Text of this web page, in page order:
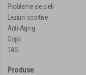
Probleme ale pielii
Leziuni sportive
Anti-Aging
Copii
TAS
Produse